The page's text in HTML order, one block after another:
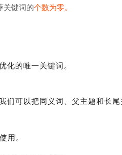
关键词的个数为零。
的唯一关键词。
们可以把同义词、父主题和长
用。